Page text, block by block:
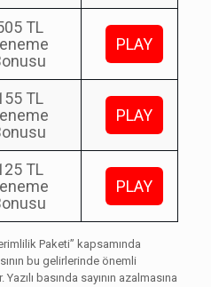
TL
PLAY
TL
PLAY
TL
PLAY
Paketi” kapsamında
bu gelirlerinde önemli
basında sayının azalmasına